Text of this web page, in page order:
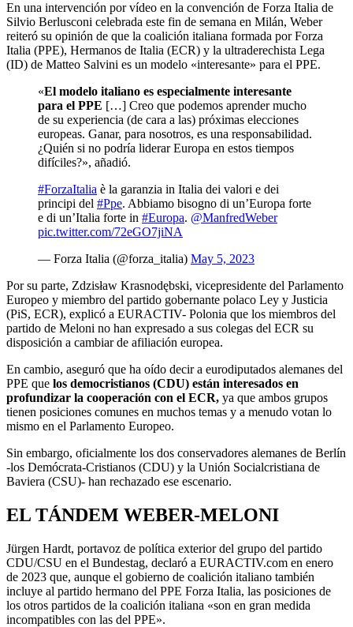
En una intervención por vídeo en la convención de Forza Italia de
Silvio Berlusconi celebrada este fin de semana en Milán, Weber
reiteró su opinión de que la coalición italiana formada por Forza
Italia (PPE), Hermanos de Italia (ECR) y la ultraderechista Lega
(ID) de Matteo Salvini es un modelo «interesante» para el PPE.
«El modelo italiano es especialmente interesante
para el PPE […] Creo que podemos aprender mucho
de su experiencia (de cara a las) próximas elecciones
europeas. Ganar, para nosotros, es una responsabilidad.
¿Quién si no podría liderar Europa en estos tiempos
difíciles?», añadió.
#ForzaItalia è la garanzia in Italia dei valori e dei
principi del #Ppe. Abbiamo bisogno di un’Europa forte
e di un’Italia forte in #Europa. @ManfredWeber
pic.twitter.com/72eGO7jiNA
— Forza Italia (@forza_italia) May 5, 2023
Por su parte, Zdzisław Krasnodębski, vicepresidente del Parlamento
Europeo y miembro del partido gobernante polaco Ley y Justicia
(PiS, ECR), explicó a EURACTIV- Polonia que los miembros del
partido de Meloni no han expresado a sus colegas del ECR su
disposición a cambiar de afiliación europea.
En cambio, aseguró que ha oído decir a eurodiputados alemanes del
PPE que los democristianos (CDU) están interesados en
profundizar la cooperación con el ECR, ya que ambos grupos
tienen posiciones comunes en muchos temas y a menudo votan lo
mismo en el Parlamento Europeo.
Sin embargo, oficialmente los dos conservadores alemanes de Berlín
-los Demócrata-Cristianos (CDU) y la Unión Socialcristiana de
Baviera (CSU)- han rechazado ese escenario.
EL TÁNDEM WEBER-MELONI
Jürgen Hardt, portavoz de política exterior del grupo del partido
CDU/CSU en el Bundestag, declaró a EURACTIV.com en enero
de 2023 que, aunque el gobierno de coalición italiano también
incluye al partido hermano del PPE Forza Italia, las posiciones de
los otros partidos de la coalición italiana «son en gran medida
incompatibles con las del PPE».